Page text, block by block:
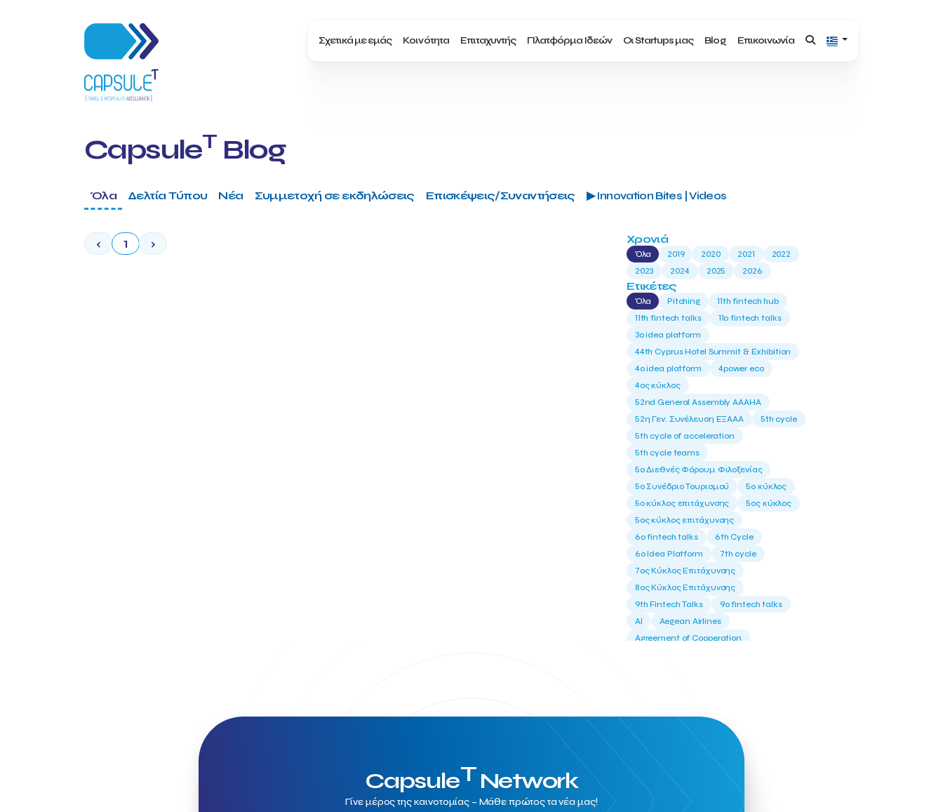
Σχετικά με εμάς Κοινότητα Επιταχυντής Πλατφόρμα Ιδεών Οι Startups μας Blog Επικοινωνία
CapsuleT Blog
Όλα Δελτία Τύπου Νέα Συμμετοχή σε εκδηλώσεις Επισκέψεις/Συναντήσεις ▶ Innovation Bites | Videos
‹ 1 › Χρονιά
Όλα 2019 2020 2021
2022
2023
2024 2025 2026
Ετικέτες
Όλα Pitching
11th fintech hub
11th fintech talks
11ο fintech talks
3o idea platform
44th Cyprus Hotel Summit & Exhibition
4o idea platform
4power eco
4ος κύκλος
52nd General Assembly AAAHA
52η Γεν. Συνέλευση ΕΞΑΑΑ
5th cycle
5th cycle of acceleration
5th cycle teams
5ο Διεθνές Φόρουμ Φιλοξενίας
5ο Συνέδριο Τουρισμού
5ο κύκλος
5ο κύκλος επιτάχυνσης
5ος κύκλος
5ος κύκλος επιτάχυνσης
6o fintech talks
6th Cycle
6ο Idea Platform
7th cycle
7ος Κύκλος Επιτάχυνσης
8ος Κύκλος Επιτάχυνσης
9th Fintech Talks
9ο fintech talks
AI
Aegean Airlines
Agreement of Cooperation
Amirandes Grecotel Boutique Resort
Angela Gerekou
Applications
Archimedes Center
Artificial Intelligence
Athens News Agency
Athens University of Economics &
CapsuleTNetwork
Γίνε μέρος της καινοτομίας – Μάθε πρώτος τα νέα μας!